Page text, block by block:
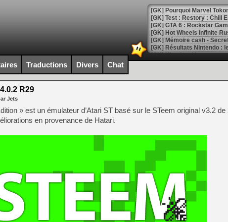
[GK] Pourquoi Marvel
[GK] Test : Restory : Chill
[GK] GTA 6 : Rockstar
[GK] Hot Wheels Infinite
[GK] Mémoire cash -
[GK] Résultats Nintendo :
[GK] Déjà des
[Mo5] Brickboy cherche à
[GK] Minecraft et ses «
[GK] Beast of
[GK] Ubisoft : fin de partie
[GK] Mémoire cash -
[GK] Dan Houser (GTA)
[GK] Comment EA Sports
[GK] Crimson Moon : un
[GK] Isle of Reveries : le
[GK] Moonlighter 2 : The
[GK] Capcom relance
[Mo5] Deux inédits du
[GK] Le beat'em up The
[GK] Endless Legend 2 :
Traductions Divers Chat
R29
Jets
» est un émulateur d’Atari ST basé sur le STeem original v3.2 de
en provenance de Hatari.